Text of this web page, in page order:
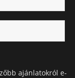
ajánlatokról e-